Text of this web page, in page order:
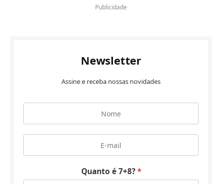
Publicidade
Newsletter
Assine e receba nossas novidades
Quanto é 7+8?